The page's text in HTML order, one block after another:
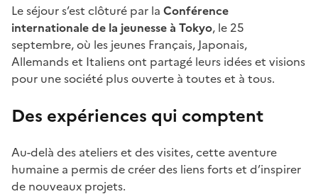
Le séjour s’est clôturé par la Conférence
internationale de la jeunesse à Tokyo, le 25
septembre, où les jeunes Français, Japonais,
Allemands et Italiens ont partagé leurs idées et visions
pour une société plus ouverte à toutes et à tous.
Des expériences qui comptent
Au-delà des ateliers et des visites, cette aventure
humaine a permis de créer des liens forts et d’inspirer
de nouveaux projets.